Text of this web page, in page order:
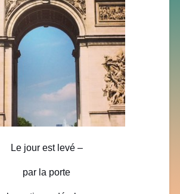
Le jour est levé –
par la porte